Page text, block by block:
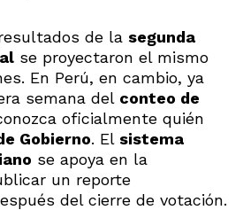
de la segunda
se proyectaron el mismo
En Perú, en cambio, ya
semana del conteo de
oficialmente quién
Gobierno. El sistema
se apoya en la
un reporte
del cierre de votación.